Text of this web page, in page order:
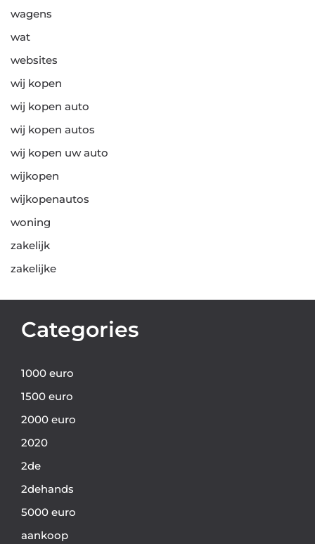
wagens
wat
websites
wij kopen
wij kopen auto
wij kopen autos
wij kopen uw auto
wijkopen
wijkopenautos
woning
zakelijk
zakelijke
Categories
1000 euro
1500 euro
2000 euro
2020
2de
2dehands
5000 euro
aankoop